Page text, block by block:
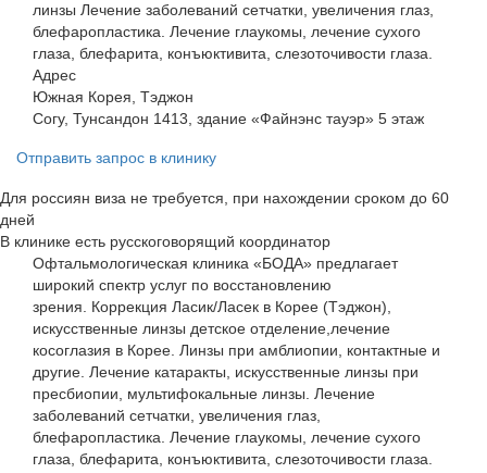
линзы Лечение заболеваний сетчатки, увеличения глаз,
блефаропластика. Лечение глаукомы, лечение сухого
глаза, блефарита, конъюктивита, слезоточивости глаза.
Адрес
Южная Корея, Тэджон
Согу, Тунсандон 1413, здание «Файнэнс тауэр» 5 этаж
Отправить запрос в клинику
Для россиян виза не требуется, при нахождении сроком до 60
дней
В клинике есть русскоговорящий координатор
Офтальмологическая клиника «БОДА» предлагает
широкий спектр услуг по восстановлению
зрения. Коррекция Ласик/Ласек в Корее (Тэджон),
искусственные линзы детское отделение,лечение
косоглазия в Корее. Линзы при амблиопии, контактные и
другие. Лечение катаракты, искусственные линзы при
пресбиопии, мультифокальные линзы. Лечение
заболеваний сетчатки, увеличения глаз,
блефаропластика. Лечение глаукомы, лечение сухого
глаза, блефарита, конъюктивита, слезоточивости глаза.